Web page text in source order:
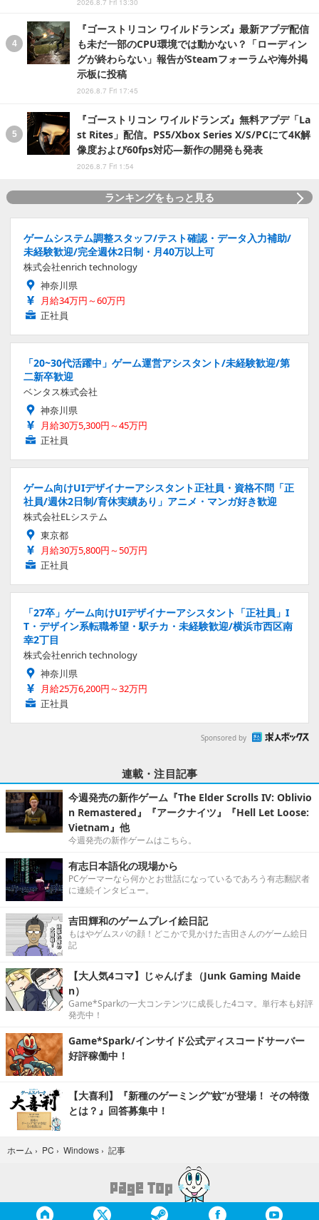
2026.8.7 Fri 13:30
『ゴーストリコン ワイルドランズ』最新アプデ配信
も未だ一部のCPU環境では動かない？「ローディン
グが終わらない」報告がSteamフォーラムや海外掲
示板に投稿
2026.8.7 Fri 17:45
『ゴーストリコン ワイルドランズ』無料アプデ「La
st Rites」配信。PS5/Xbox Series X/S/PCにて4K解
像度および60fps対応―新作の開発も発表
2026.8.7 Fri 1:54
ランキングをもっと見る
ゲームシステム調整スタッフ/テスト確認・データ入力補助/
未経験歓迎/完全週休2日制・月40万以上可
株式会社enrich technology
神奈川県
月給34万円～60万円
正社員
「20~30代活躍中」ゲーム運営アシスタント/未経験歓迎/第
二新卒歓迎
ベンタス株式会社
神奈川県
月給30万5,300円～45万円
正社員
ゲーム向けUIデザイナーアシスタント正社員・資格不問「正
社員/週休2日制/育休実績あり」アニメ・マンガ好き歓迎
株式会社ELシステム
東京都
月給30万5,800円～50万円
正社員
「27卒」ゲーム向けUIデザイナーアシスタント「正社員」I
T・デザイン系転職希望・駅チカ・未経験歓迎/横浜市西区南
幸2丁目
株式会社enrich technology
神奈川県
月給25万6,200円～32万円
正社員
Sponsored by
連載・注目記事
今週発売の新作ゲーム『The Elder Scrolls IV: Oblivio
n Remastered』『アークナイツ』『Hell Let Loose:
Vietnam』他
今週発売の新作ゲームはこちら。
有志日本語化の現場から
PCゲーマーなら何かとお世話になっているであろう有志翻訳者
に連続インタビュー。
吉田輝和のゲームプレイ絵日記
もはやゲムスパの顔！どこかで見かけた吉田さんのゲーム絵日
記
【大人気4コマ】じゃんげま（Junk Gaming Maide
n）
Game*Sparkの一大コンテンツに成長した4コマ。単行本も好評
発売中！
Game*Spark/インサイド公式ディスコードサーバー
好評稼働中！
【大喜利】『新種のゲーミング“蚊”が登場！ その特徴
とは？』回答募集中！
ホーム › PC › Windows › 記事